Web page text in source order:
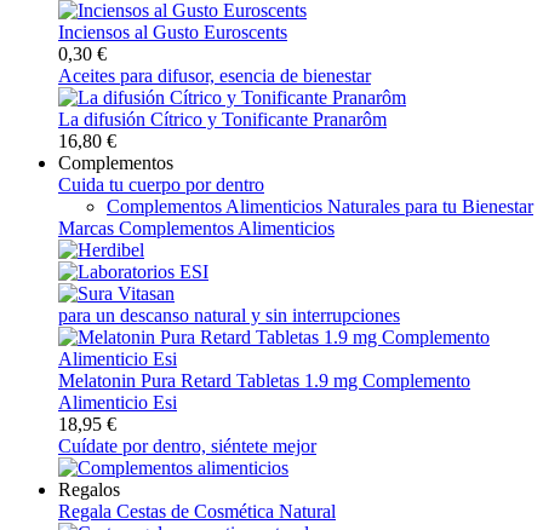
Inciensos al Gusto Euroscents
0,30 €
Aceites para difusor, esencia de bienestar
La difusión Cítrico y Tonificante Pranarôm
16,80 €
Complementos
Cuida tu cuerpo por dentro
Complementos Alimenticios Naturales para tu Bienestar
Marcas Complementos Alimenticios
para un descanso natural y sin interrupciones
Melatonin Pura Retard Tabletas 1.9 mg Complemento
Alimenticio Esi
18,95 €
Cuídate por dentro, siéntete mejor
Regalos
Regala Cestas de Cosmética Natural